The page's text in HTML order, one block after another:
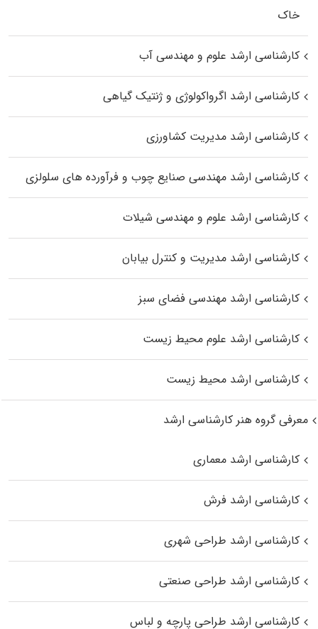
خاک
کارشناسی ارشد علوم و مهندسی آب
کارشناسی ارشد اگرواکولوژی و ژنتیک گیاهی
کارشناسی ارشد مدیریت کشاورزی
کارشناسی ارشد مهندسی صنایع چوب و فرآورده‌ های سلولزی
کارشناسی ارشد علوم و مهندسی شیلات
کارشناسی ارشد مدیریت و کنترل بیابان
کارشناسی ارشد مهندسی فضای سبز
کارشناسی ارشد علوم محیط‌ زیست
کارشناسی ارشد محیط زیست
معرفی گروه هنر کارشناسی ارشد
کارشناسی ارشد معماری
کارشناسی ارشد فرش
کارشناسی ارشد طراحی شهری
کارشناسی ارشد طراحی صنعتی
کارشناسی ارشد طراحی پارچه و لباس